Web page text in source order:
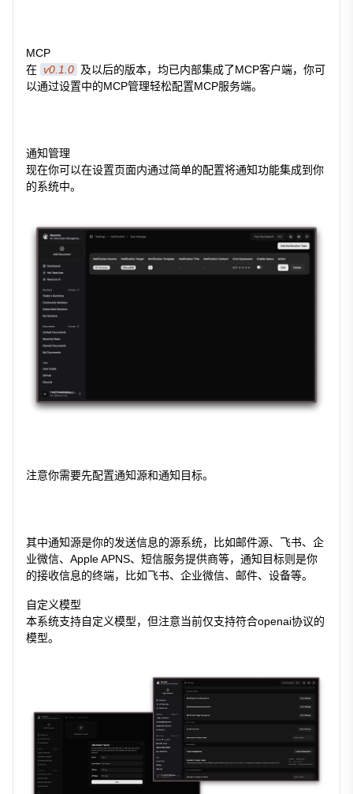
MCP
在 v0.1.0 及以后的版本，均已内部集成了MCP客户端，你可
以通过设置中的MCP管理轻松配置MCP服务端。
通知管理
现在你可以在设置页面内通过简单的配置将通知功能集成到你
的系统中。
注意你需要先配置通知源和通知目标。
其中通知源是你的发送信息的源系统，比如邮件源、飞书、企
业微信、Apple APNS、短信服务提供商等，通知目标则是你
的接收信息的终端，比如飞书、企业微信、邮件、设备等。
自定义模型
本系统支持自定义模型，但注意当前仅支持符合openai协议的
模型。